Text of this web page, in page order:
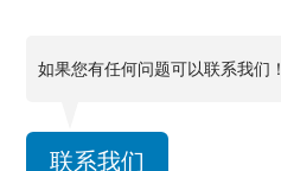
如果您有任何问题可以联系我们！
联系我们